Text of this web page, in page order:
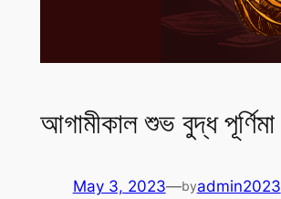
আগামীকাল শুভ বুদ্ধ পূর্ণিমা
May 3, 2023—byadmin2023